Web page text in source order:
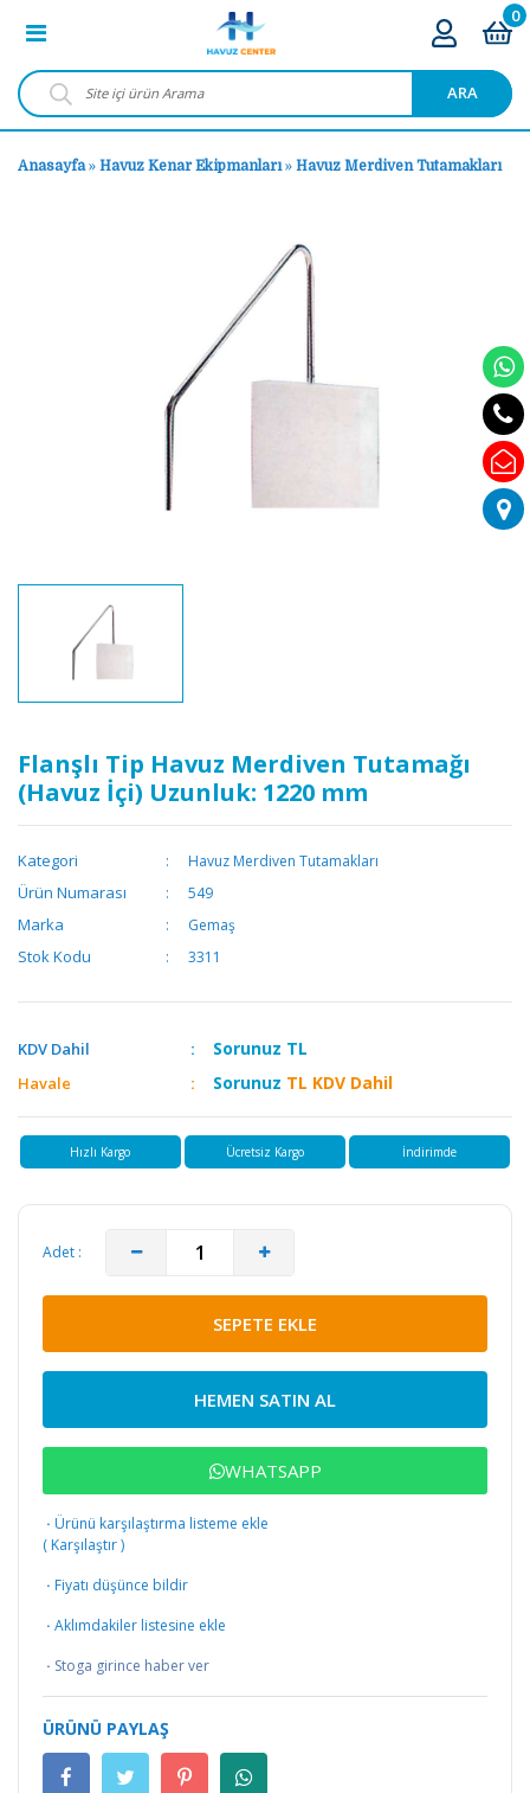
ARA
0
Anasayfa» Havuz Kenar Ekipmanları» Havuz Merdiven Tutamakları
Flanşlı Tip Havuz Merdiven Tutamağı
(Havuz İçi) Uzunluk: 1220 mm
Kategori Havuz Merdiven Tutamakları
Ürün Numarası 549
Marka Gemaş
Stok Kodu 3311
KDV Dahil Sorunuz TL
Havale Sorunuz TL KDV Dahil
Hızlı Kargo Ücretsiz Kargo İndirimde
Adet :
SEPETE EKLE
HEMEN SATIN AL
WHATSAPP
· Ürünü karşılaştırma listeme ekle
( Karşılaştır)
· Fiyatı düşünce bildir
· Aklımdakiler listesine ekle
· Stoga girince haber ver
ÜRÜNÜ PAYLAŞ